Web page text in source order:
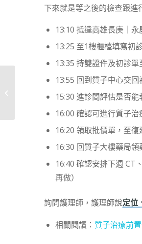
下來就是等之後的檢查跟進
13:10 抵達高雄長庚｜
13:25 至1樓櫃檯填寫初
13:35 持雙證件及初診單
13:55 回到質子中心交
15:30 進診間評估是否
16:00 確認可進行質子
16:20 領取批價單，至復
16:30 回質子大樓藥局
16:40 確認安排下週 CT
再做）
詢問護理師，護理師說定位
相關閱讀： 質子治療前
北歐風居家收納推薦｜
Ligfe。立格扉角落收納
架、臥室吊�...